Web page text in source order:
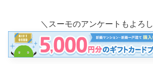
＼スーモのアンケートもよろ